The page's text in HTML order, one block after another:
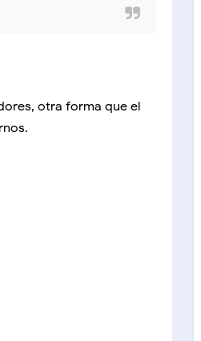
otra forma que el